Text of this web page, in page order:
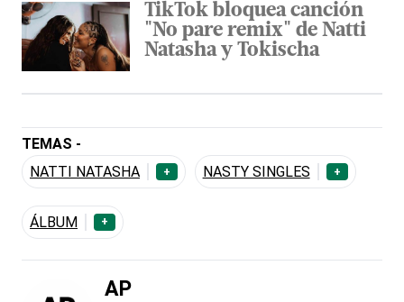
TikTok bloquea canción
"No pare remix" de Natti
Natasha y Tokischa
TEMAS -
NATTI NATASHA
+ NASTY SINGLES +
ÁLBUM +
AP